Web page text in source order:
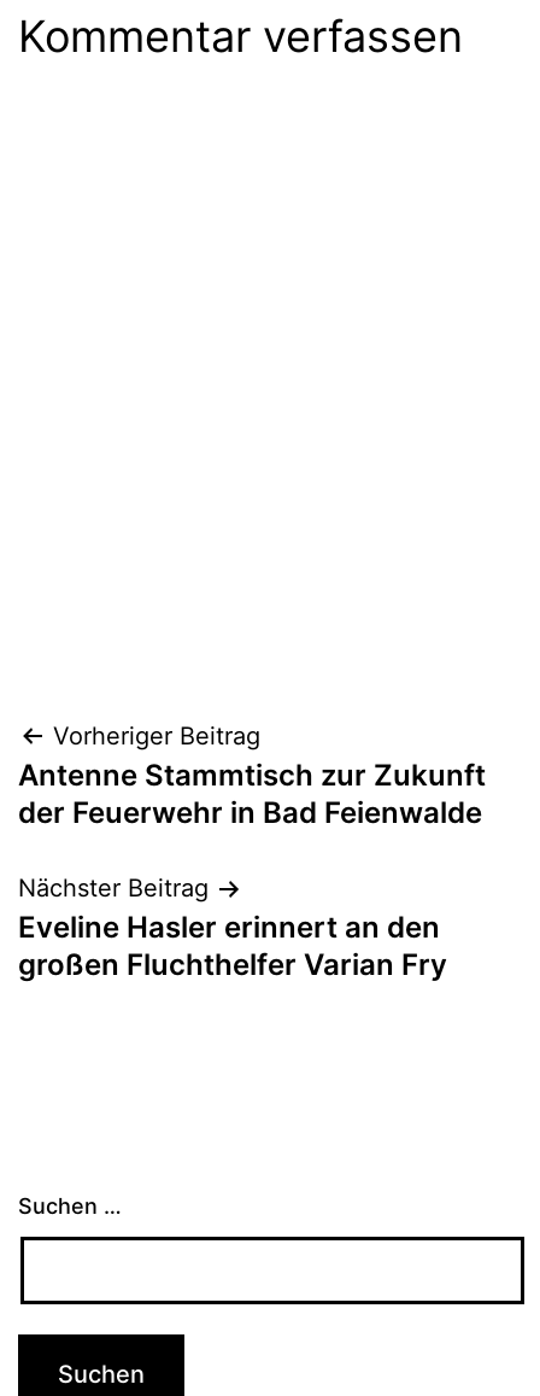
Kommentar verfassen
Beitragsnavigation
Vorheriger Beitrag
Antenne Stammtisch zur Zukunft
der Feuerwehr in Bad Feienwalde
Nächster Beitrag
Eveline Hasler erinnert an den
großen Fluchthelfer Varian Fry
Suchen …